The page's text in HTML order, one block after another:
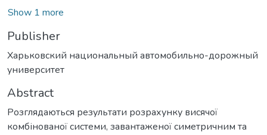
Show 1 more
Publisher
Харьковский национальный автомобильно-дорожный
университет
Abstract
Розглядаються результати розрахунку висячої
комбінованої системи, завантаженої симетричним та